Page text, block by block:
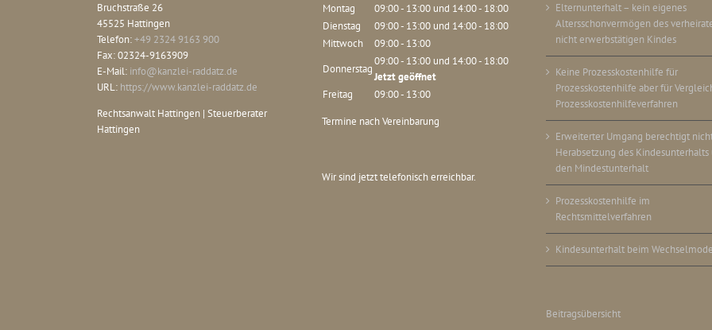
Bruchstraße 26
45525 Hattingen
Telefon:+49 2324 9163 900
Fax:02324-9163909
E-Mail: info@kanzlei-raddatz.de
URL: https://www.kanzlei-raddatz.de
Rechtsanwalt Hattingen | Steuerberater
Hattingen
Montag 09:00 - 13:00und 14:00 - 18:00
Dienstag
09:00 - 13:00und 14:00 - 18:00
Mittwoch
09:00 - 13:00
Donnerstag
09:00 - 13:00und 14:00 - 18:00
Jetzt geöffnet
Freitag
09:00 - 13:00
Termine nach Vereinbarung
Wir sind jetzt telefonisch erreichbar.
Elternunterhalt – kein eigenes
Altersschonvermögen des
nicht erwerbstätigen Kindes
Keine Prozesskostenhilfe für
Prozesskostenhilfe aber für
Prozesskostenhilfeverfahren
Erweiterter Umgang berechtigt
Herabsetzung des
den Mindestunterhalt
Prozesskostenhilfe im
Rechtsmittelverfahren
Kindesunterhalt beim
Beitragsübersicht